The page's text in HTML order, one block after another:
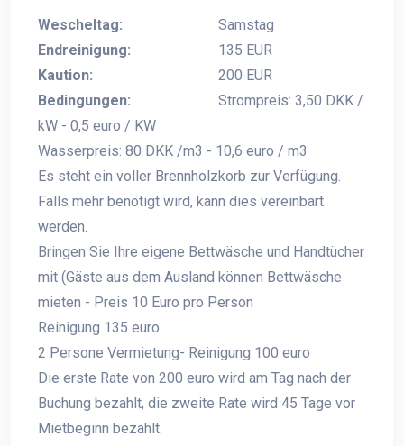
Wescheltag:
Samstag
Endreinigung:
135 EUR
Kaution:
200 EUR
Bedingungen:
Strompreis: 3,50 DKK /
kW - 0,5 euro / KW
Wasserpreis: 80 DKK /m3 - 10,6 euro / m3
Es steht ein voller Brennholzkorb zur Verfügung.
Falls mehr benötigt wird, kann dies vereinbart
werden.
Bringen Sie Ihre eigene Bettwäsche und Handtücher
mit (Gäste aus dem Ausland können Bettwäsche
mieten - Preis 10 Euro pro Person
Reinigung 135 euro
2 Persone Vermietung- Reinigung 100 euro
Die erste Rate von 200 euro wird am Tag nach der
Buchung bezahlt, die zweite Rate wird 45 Tage vor
Mietbeginn bezahlt.